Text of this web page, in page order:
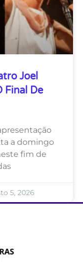
Joel
Final De
a domingo
fim de
5, 2026